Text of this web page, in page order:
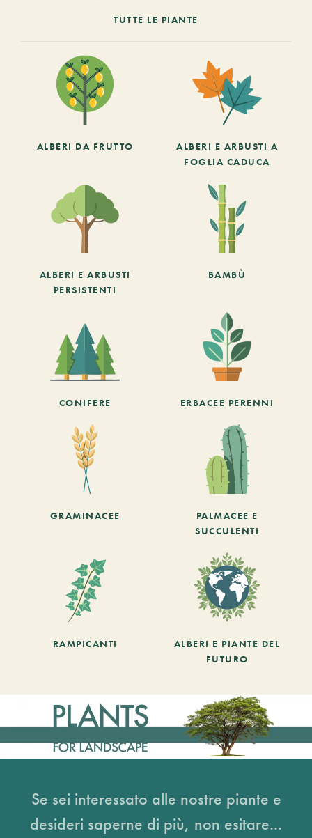
TUTTE LE PIANTE
ALBERI DA FRUTTO
ALBERI E ARBUSTI A
FOGLIA CADUCA
ALBERI E ARBUSTI
PERSISTENTI
BAMBÙ
CONIFERE ERBACEE PERENNI
GRAMINACEE
PALMACEE E
SUCCULENTI
RAMPICANTI
ALBERI E PIANTE DEL
FUTURO
Se sei interessato alle nostre piante e
desideri saperne di più, non esitare...